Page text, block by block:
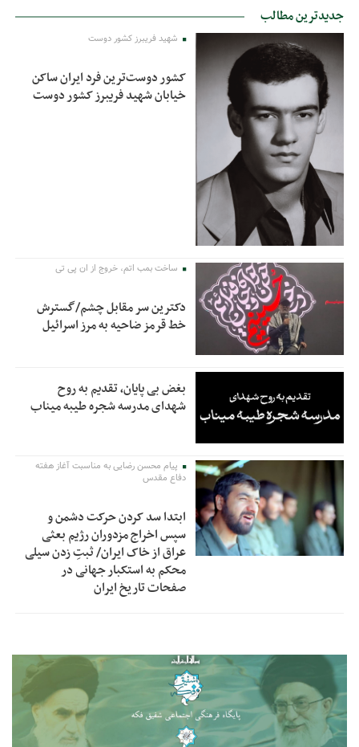
جدیدترین مطالب
شهید فریبرز کشور دوست
کشور دوست‌ترین فرد ایران ساکن
خیابان شهید فریبرز کشور دوست
ساخت بمب اتم، خروج از ان پی تی
دکترین سر مقابل چشم/گسترش
خط قرمز ضاحیه به مرز اسرائیل
بغض بی پایان، تقدیم به روح
شهدای مدرسه شجره طیبه میناب
پیام محسن رضایی به مناسبت آغاز هفته
دفاع مقدس
ابتدا سد کردن حرکت دشمن و
سپس اخراج مزدوران رژیم بعثی
عراق از خاک ایران/ ثبتِ زدن سیلی
محکم به استکبار جهانی در
صفحات تاریخ ایران